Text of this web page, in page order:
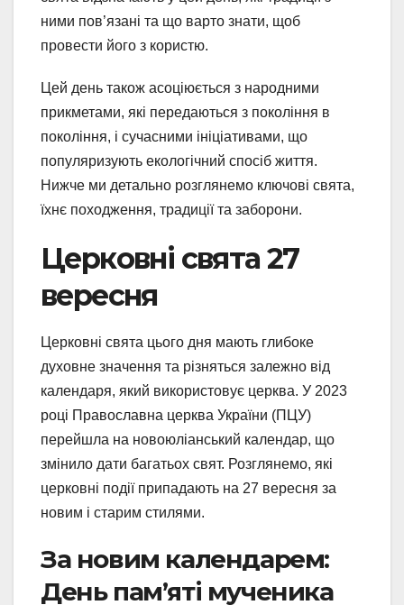
ними пов’язані та що варто знати, щоб
провести його з користю.
Цей день також асоціюється з народними
прикметами, які передаються з покоління в
покоління, і сучасними ініціативами, що
популяризують екологічний спосіб життя.
Нижче ми детально розглянемо ключові свята,
їхнє походження, традиції та заборони.
Церковні свята 27
вересня
Церковні свята цього дня мають глибоке
духовне значення та різняться залежно від
календаря, який використовує церква. У 2023
році Православна церква України (ПЦУ)
перейшла на новоюліанський календар, що
змінило дати багатьох свят. Розглянемо, які
церковні події припадають на 27 вересня за
новим і старим стилями.
За новим календарем:
День пам’яті мученика